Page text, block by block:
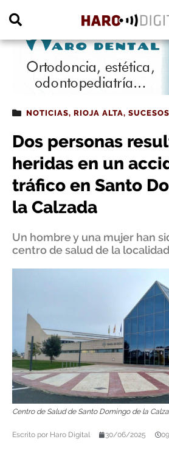
NOTICIAS, RIOJA ALTA, SUCESOS
Dos personas
heridas en un
tráfico en Santo
la Calzada
Un hombre y una mujer han
centro de salud de la localidad
Centro de Salud de Santo Domingo de la
Escrito por Haro Digital 30/06/2025